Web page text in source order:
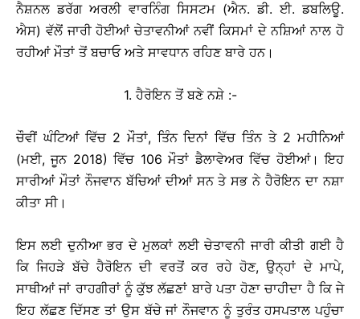
ਨੈਸ਼ਨਲ ਡਰੱਗ ਅਰਲੀ ਵਾਰਨਿੰਗ ਸਿਸਟਮ (ਐਨ. ਡੀ. ਈ. ਡਬਲਿਊ.
ਐਸ) ਵੱਲੋਂ ਜਾਰੀ ਹੋਈਆਂ ਚੇਤਾਵਨੀਆਂ ਨਵੀਂ ਕਿਸਮਾਂ ਦੇ ਨਸ਼ਿਆਂ ਨਾਲ ਹੋ
ਰਹੀਆਂ ਮੌਤਾਂ ਤੋਂ ਬਚਾਓ ਅਤੇ ਸਾਵਧਾਨ ਰਹਿਣ ਬਾਰੇ ਹਨ।
1. ਹੈਰੋਇਨ ਤੋਂ ਬਣੇ ਨਸ਼ੇ :-
ਚੌਵੀਂ ਘੰਟਿਆਂ ਵਿੱਚ 2 ਮੌਤਾਂ, ਤਿੰਨ ਦਿਨਾਂ ਵਿੱਚ ਤਿੰਨ ਤੇ 2 ਮਹੀਨਿਆਂ
(ਮਈ, ਜੂਨ 2018) ਵਿੱਚ 106 ਮੌਤਾਂ ਡੈਲਾਵੇਅਰ ਵਿੱਚ ਹੋਈਆਂ। ਇਹ
ਸਾਰੀਆਂ ਮੌਤਾਂ ਨੌਜਵਾਨ ਬੱਚਿਆਂ ਦੀਆਂ ਸਨ ਤੇ ਸਭ ਨੇ ਹੈਰੋਇਨ ਦਾ ਨਸ਼ਾ
ਕੀਤਾ ਸੀ।
ਇਸ ਲਈ ਦੁਨੀਆ ਭਰ ਦੇ ਮੁਲਕਾਂ ਲਈ ਚੇਤਾਵਨੀ ਜਾਰੀ ਕੀਤੀ ਗਈ ਹੈ
ਕਿ ਜਿਹੜੇ ਬੱਚੇ ਹੈਰੋਇਨ ਦੀ ਵਰਤੋਂ ਕਰ ਰਹੇ ਹੋਣ, ਉਨ੍ਹਾਂ ਦੇ ਮਾਪੇ,
ਸਾਥੀਆਂ ਜਾਂ ਰਾਹਗੀਰਾਂ ਨੂੰ ਕੁੱਝ ਲੱਛਣਾਂ ਬਾਰੇ ਪਤਾ ਹੋਣਾ ਚਾਹੀਦਾ ਹੈ ਕਿ ਜੇ
ਇਹ ਲੱਛਣ ਦਿੱਸਣ ਤਾਂ ਉਸ ਬੱਚੇ ਜਾਂ ਨੌਜਵਾਨ ਨੂੰ ਤੁਰੰਤ ਹਸਪਤਾਲ ਪਹੁੰਚਾ